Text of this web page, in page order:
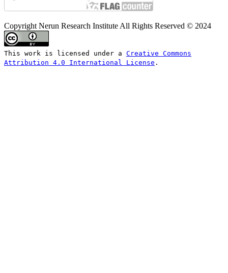
Copyright Nerun Research Institute All Rights Reserved © 2024
This work is licensed under a Creative Commons
Attribution 4.0 International License .